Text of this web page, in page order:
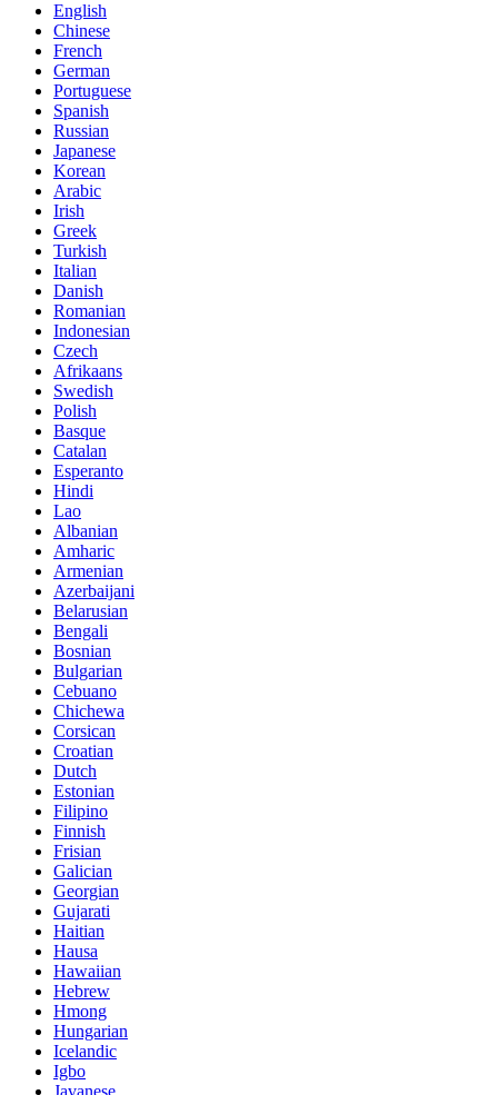
English
Chinese
French
German
Portuguese
Spanish
Russian
Japanese
Korean
Arabic
Irish
Greek
Turkish
Italian
Danish
Romanian
Indonesian
Czech
Afrikaans
Swedish
Polish
Basque
Catalan
Esperanto
Hindi
Lao
Albanian
Amharic
Armenian
Azerbaijani
Belarusian
Bengali
Bosnian
Bulgarian
Cebuano
Chichewa
Corsican
Croatian
Dutch
Estonian
Filipino
Finnish
Frisian
Galician
Georgian
Gujarati
Haitian
Hausa
Hawaiian
Hebrew
Hmong
Hungarian
Icelandic
Igbo